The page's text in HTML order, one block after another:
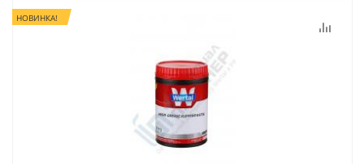
НОВИНКА!